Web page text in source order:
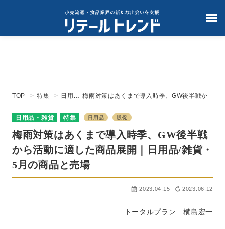
TOP 特集
日用
貨
梅雨対策はあくまで導入時季、GW後半戦か
の商品と売場
日用品・雑貨 特集 日用品 販促
梅雨対策はあくまで導入時季、GW後半戦
から活動に適した商品展開｜日用品/雑貨・
5月の商品と売場
2023.04.15 2023.06.12
トータルプラン 横島宏一